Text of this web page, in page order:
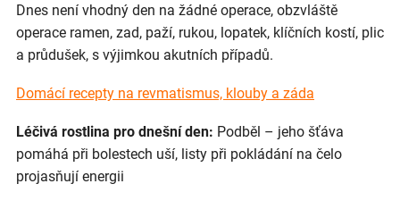
Dnes není vhodný den na žádné operace, obzvláště
operace ramen, zad, paží, rukou, lopatek, klíčních kostí, plic
a průdušek, s výjimkou akutních případů.
Domácí recepty na revmatismus, klouby a záda
Léčivá rostlina pro dnešní den: Podběl – jeho šťáva
pomáhá při bolestech uší, listy při pokládání na čelo
projasňují energii